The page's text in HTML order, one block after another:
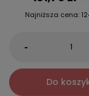
Najniższa cena:
-
Do